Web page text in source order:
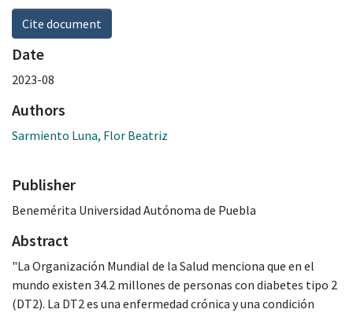
Cite document
Date
2023-08
Authors
Sarmiento Luna, Flor Beatriz
Publisher
Benemérita Universidad Autónoma de Puebla
Abstract
"La Organización Mundial de la Salud menciona que en el
mundo existen 34.2 millones de personas con diabetes tipo 2
(DT2). La DT2 es una enfermedad crónica y una condición